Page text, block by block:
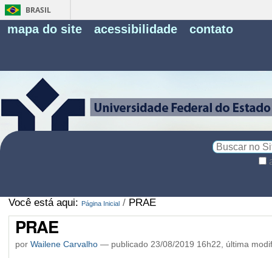
BRASIL
mapa do site acessibilidade contato
Você está aqui: Página Inicial / PRAE
PRAE
por Wailene Carvalho— publicado23/08/2019 16h22, última